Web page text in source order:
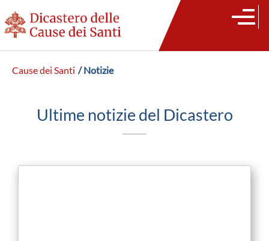
Cause dei Santi / Notizie
Ultime notizie del Dicastero